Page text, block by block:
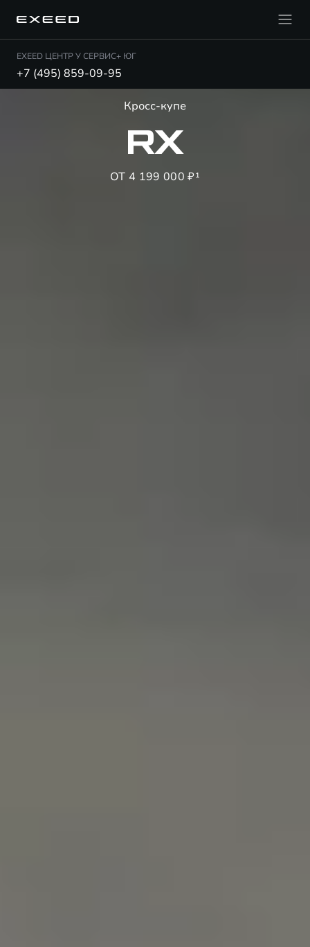
EXEED ЦЕНТР У СЕРВИС+ ЮГ
+7 (495) 859-09-95
Кросс-купе
RX
ОТ 4 199 000 ₽¹